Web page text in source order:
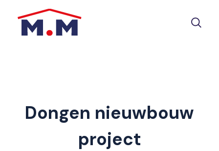
Dongen nieuwbouw
project